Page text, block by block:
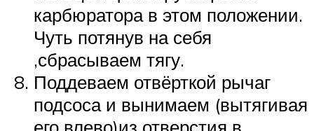
карбюратора в этом положении.
Чуть потянув на себя
,сбрасываем тягу.
Поддеваем отвёрткой рычаг
подсоса и вынимаем (вытягивая
его влево)из отверстия в